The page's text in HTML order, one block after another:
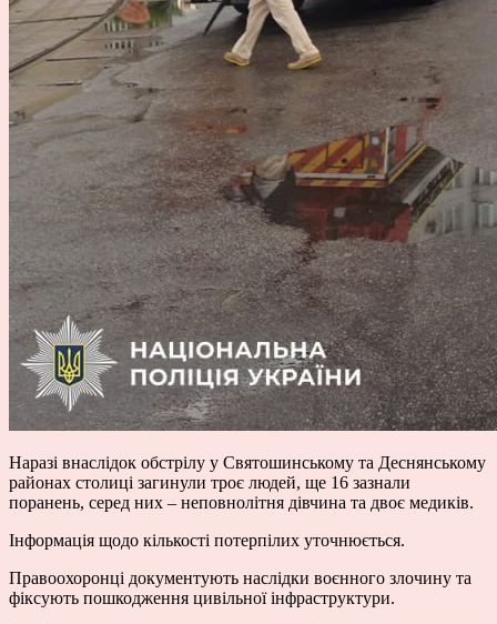
Наразі внаслідок обстрілу у Святошинському та Деснянському
районах столиці загинули троє людей, ще 16 зазнали
поранень, серед них – неповнолітня дівчина та двоє медиків.
Інформація щодо кількості потерпілих уточнюється.
Правоохоронці документують наслідки воєнного злочину та
фіксують пошкодження цивільної інфраструктури.